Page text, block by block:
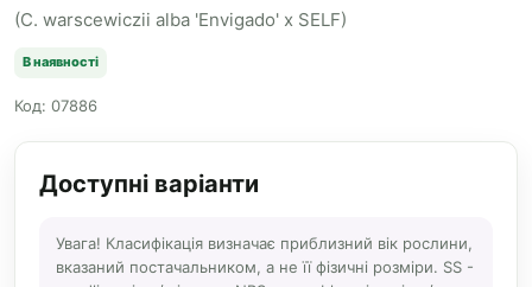
(C. warscewiczii alba 'Envigado' x SELF)
В наявності
Код: 07886
Доступні варіанти
Увага! Класифікація визначає приблизний вік рослини,
вказаний постачальником, а не її фізичні розміри. SS -